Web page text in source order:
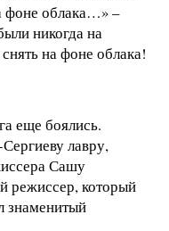
фоне облака…» –
никогда на
на фоне облака!
еще боялись.
лавру,
Сашу
режиссер, который
знаменитый